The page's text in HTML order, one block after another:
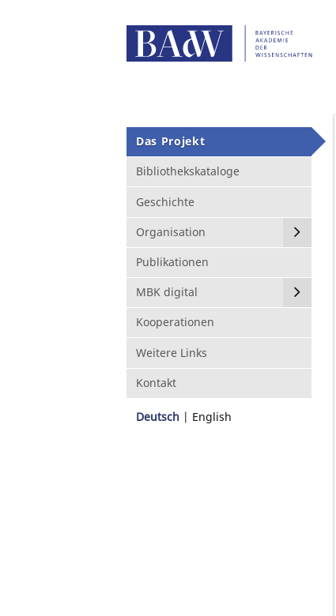
Das Projekt
Bibliothekskataloge
Geschichte
Organisation
Publikationen
MBK digital
Kooperationen
Weitere Links
Kontakt
Deutsch English